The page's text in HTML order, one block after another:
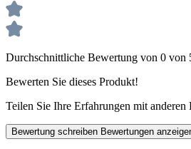
Durchschnittliche Bewertung von 0 von
Bewerten Sie dieses Produkt!
Teilen Sie Ihre Erfahrungen mit anderen
Bewertung schreiben Bewertungen